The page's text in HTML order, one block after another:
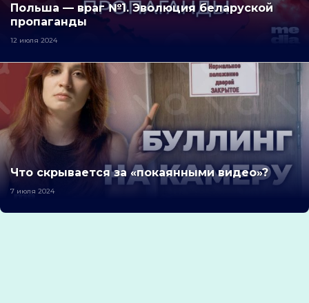
Польша — враг №1. Эволюция беларуской
пропаганды
12 июля 2024
Что скрывается за «покаянными видео»?
7 июля 2024